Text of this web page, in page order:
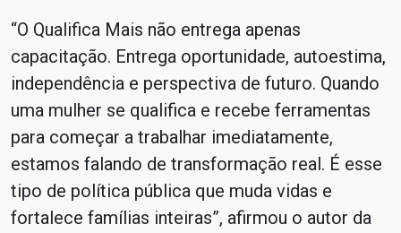
“O Qualifica Mais não entrega apenas
capacitação. Entrega oportunidade, autoestima,
independência e perspectiva de futuro. Quando
uma mulher se qualifica e recebe ferramentas
para começar a trabalhar imediatamente,
estamos falando de transformação real. É esse
tipo de política pública que muda vidas e
fortalece famílias inteiras”, afirmou o autor da